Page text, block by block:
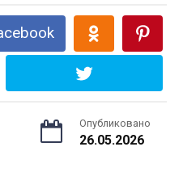
Опубликовано
26.05.2026